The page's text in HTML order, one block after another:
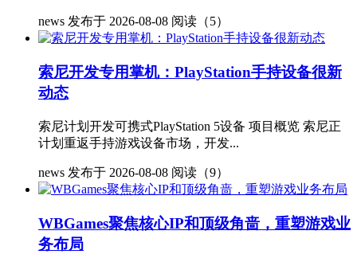
news 发布于 2026-08-08 阅读（5）
索尼开发专用掌机：PlayStation手持设备很新
动态
索尼计划开发可携式PlayStation 5设备 项目概览 索尼正
计划重返手持游戏设备市场，开发...
news 发布于 2026-08-08 阅读（9）
WBGames聚焦核心IP和顶级角啬，重塑游戏业
务布局